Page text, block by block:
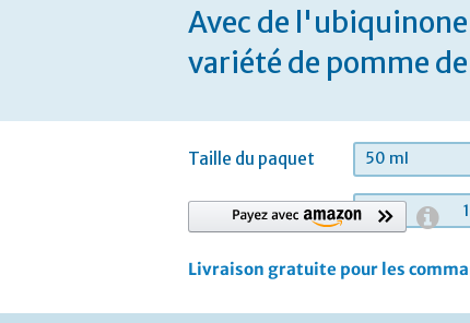
Avec de
variété de pomme
Taille du paquet 50 ml
Quantité
Livraison gratuite pour les